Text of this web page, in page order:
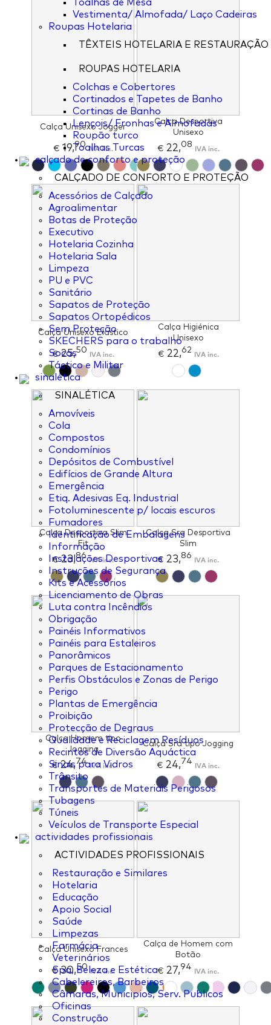
Toalhas de Mesa
Vestimenta/ Almofada/ Laço Cadeiras
Roupas Hotelaria
TÊXTEIS HOTELARIA E RESTAURAÇÃO
ROUPAS HOTELARIA
Colchas e Cobertores
Cortinados e Tapetes de Banho
Cortinas de Banho
Lençois/ Fronhas e Almofadas
Roupão turco
Toalhas Turcas
calçado de conforto e proteção
CALÇADO DE CONFORTO E PROTEÇÃO
Acessórios de Calçado
Agroalimentar
Botas de Proteção
Executivo
Hotelaria Cozinha
Hotelaria Sala
Limpeza
PU e PVC
Sanitário
Sapatos de Proteção
Sapatos Ortopédicos
Sem Proteção
SKECHERS para o trabalho
Socas
Táctico e Militar
sinalética
SINALÉTICA
Amovíveis
Cola
Compostos
Condomínios
Depósitos de Combustível
Edifícios de Grande Altura
Emergência
Etiq. Adesivas Eq. Industrial
Fotoluminescente p/ locais escuros
Fumadores
Identificação de Embalagens
Informação
Instalações Desportivas
Instruções de Segurança
Kits e Acessórios
Licenciamento de Obras
Luta contra Incêndios
Obrigação
Painéis Informativos
Painéis para Estaleiros
Panorâmicos
Parques de Estacionamento
Perfis Obstáculos e Zonas de Perigo
Perigo
Plantas de Emergência
Proibição
Protecção de Degraus
Qualidade e Reciclagem Resíduos
Recintos de Diversão Aquáctica
Sinais para Vidros
Trânsito
Transportes de Materiais Perigosos
Tubagens
Túneis
Veículos de Transporte Especial
actividades profissionais
ACTIVIDADES PROFISSIONAIS
Restauração e Similares
Hotelaria
Educação
Apoio Social
Saúde
Limpezas
Farmácia
Veterinários
Spa, Beleza e Estética
Cabelereiros, Barbeiros
Câmaras, Municipios, Serv. Publicos
Oficinas
Construção
Calça Unisexo Jogger
€19,90 IVA inc.
Calça Desportiva
Unisexo
€22,08 IVA inc.
Calça Unisexo Elastico
€25,50 IVA inc.
Calça Higiénica
Unisexo
€22,62 IVA inc.
Calça Desportiva Slim
Fit
€23,86 IVA inc.
Calça Sra Desportiva
Slim
€ 23,86 IVA inc.
Calça Homem tipo
Jogging
€24,74 IVA inc.
Calça Sra tipo Jogging
€ 24,74 IVA inc.
Calça Unisexo Frances
€30,50 IVA inc.
Calça de Homem com
Botão
€ 27,94 IVA inc.